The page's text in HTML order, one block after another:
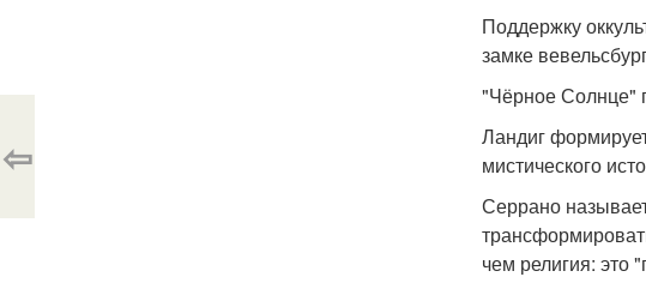
Поддержку
замке
"Чёрное Солнце"
Ландиг
мистического
Серрано
чем религия: это
⇦